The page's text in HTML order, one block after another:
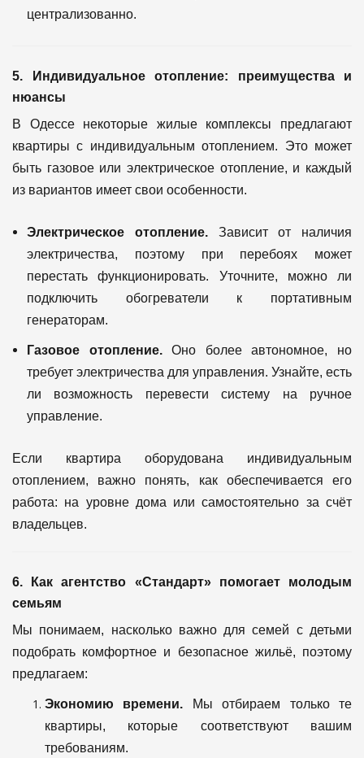
централизованно.
5. Индивидуальное отопление: преимущества и
нюансы
В Одессе некоторые жилые комплексы предлагают
квартиры с индивидуальным отоплением. Это может
быть газовое или электрическое отопление, и каждый
из вариантов имеет свои особенности.
Электрическое отопление.Зависит от наличия
электричества, поэтому при перебоях может
перестать функционировать. Уточните, можно ли
подключить обогреватели к портативным
генераторам.
Газовое отопление.Оно более автономное, но
требует электричества для управления. Узнайте, есть
ли возможность перевести систему на ручное
управление.
Если квартира оборудована индивидуальным
отоплением, важно понять, как обеспечивается его
работа: на уровне дома или самостоятельно за счёт
владельцев.
6. Как агентство «Стандарт» помогает молодым
семьям
Мы понимаем, насколько важно для семей с детьми
подобрать комфортное и безопасное жильё, поэтому
предлагаем:
Экономию времени. Мы отбираем только те
квартиры, которые соответствуют вашим
требованиям.